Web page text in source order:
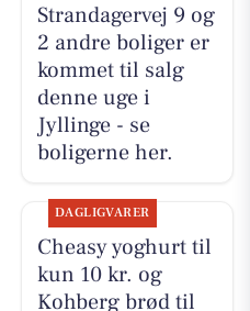
Strandagervej 9 og
2 andre boliger er
kommet til salg
denne uge i
Jyllinge - se
boligerne her.
DAGLIGVARER
Cheasy yoghurt til
kun 10 kr. og
Kohberg brød til